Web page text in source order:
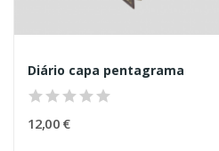
Diário capa pentagrama
12,00 €